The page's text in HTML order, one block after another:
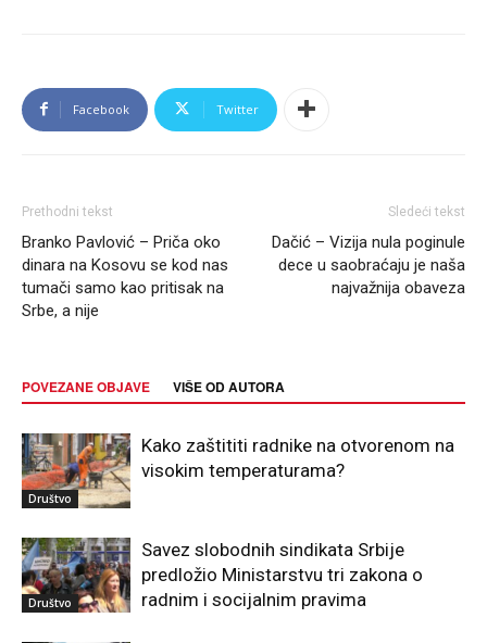
Facebook Twitter
Prethodni tekst
Branko Pavlović – Priča oko
dinara na Kosovu se kod nas
tumači samo kao pritisak na
Srbe, a nije
Sledeći tekst
Dačić – Vizija nula poginule
dece u saobraćaju je naša
najvažnija obaveza
POVEZANE OBJAVE VIŠE OD AUTORA
Društvo
Kako zaštititi radnike na otvorenom na
visokim temperaturama?
Društvo
Savez slobodnih sindikata Srbije
predložio Ministarstvu tri zakona o
radnim i socijalnim pravima